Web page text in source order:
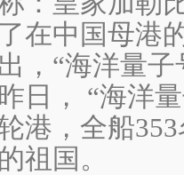
在中国母港
，“海洋量
日， “海洋
港，全船
祖国。